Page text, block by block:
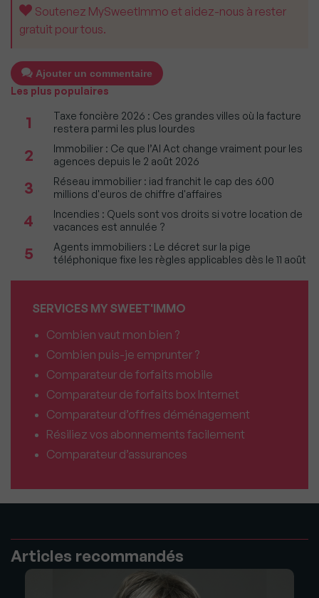
Soutenez MySweetImmo et aidez-nous à rester
gratuit pour tous.
Ajouter un commentaire
Les plus populaires
1
Taxe foncière 2026 : Ces grandes villes où la facture
restera parmi les plus lourdes
2
Immobilier : Ce que l’AI Act change vraiment pour les
agences depuis le 2 août 2026
3
Réseau immobilier : iad franchit le cap des 600
millions d'euros de chiffre d'affaires
4
Incendies : Quels sont vos droits si votre location de
vacances est annulée ?
5
Agents immobiliers : Le décret sur la pige
téléphonique fixe les règles applicables dès le 11 août
SERVICES MY SWEET'IMMO
Combien vaut mon bien ?
Combien puis-je emprunter ?
Comparateur de forfaits mobile
Comparateur de forfaits box Internet
Comparateur d’offres déménagement
Résiliez vos abonnements facilement
Comparateur d’assurances
Articles recommandés